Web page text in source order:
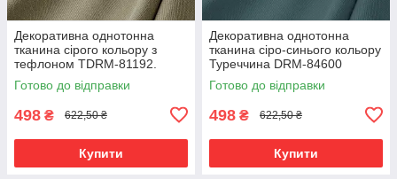
Декоративна однотонна
тканина сірого кольору з
тефлоном TDRM-81192.
Готово до відправки
498 ₴ 622,50 ₴
Купити
Декоративна однотонна
тканина сіро-синього кольору
Туреччина DRM-84600
Готово до відправки
498 ₴ 622,50 ₴
Купити